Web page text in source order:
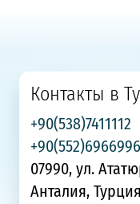
Контакты в
+90(538)7411112
+90(552)6966996
07990, ул.
Анталия, Турция